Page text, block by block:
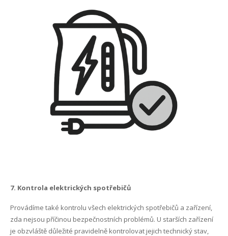
7. Kontrola elektrických spotřebičů
Provádíme také kontrolu všech elektrických spotřebičů a zařízení,
zda nejsou příčinou bezpečnostních problémů. U starších zařízení
je obzvláště důležité pravidelně kontrolovat jejich technický stav,